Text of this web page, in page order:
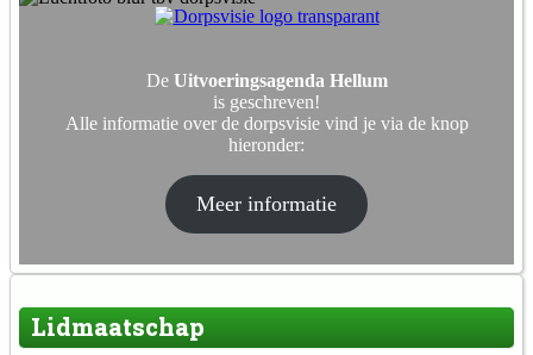
DeUitvoeringsagenda Hellum
is geschreven!
Alle informatie over de dorpsvisie vind je via de knop
hieronder:
Meer informatie
Lidmaatschap